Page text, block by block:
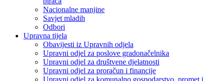
Nacionalne manjine
Savjet mladih
Odbori
Upravna tijela
Obavijesti iz Upravnih odjela
Upravni odjel za poslove gradonačelnika
Upravni odjel za društvene djelatnosti
Upravni odjel za proračun i financije
Upravni odjel za komunalno gospodarstvo, promet i